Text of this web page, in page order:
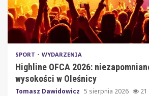
SPORT WYDARZENIA
Highline OFCA 2026:
wysokości w Oleśnicy
Tomasz Dawidowicz 5 sierpnia 2026 21